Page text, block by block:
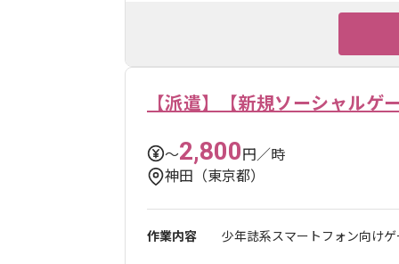
【派遣】【新規ソーシャルゲ
〜2,800円／時
神田（東京都）
作業内容 少年誌系スマートフォン向け